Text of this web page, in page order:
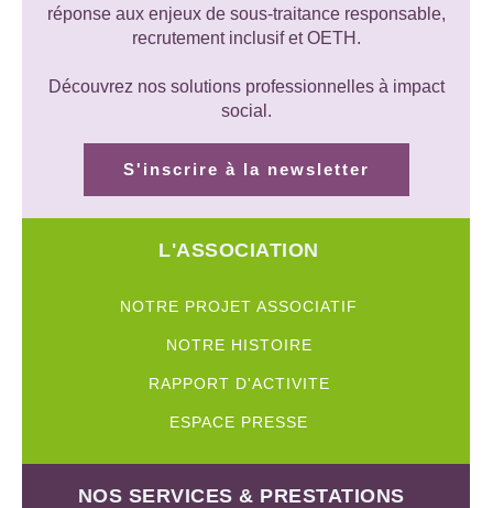
réponse aux enjeux de sous-traitance responsable,
recrutement inclusif et OETH.
Découvrez nos solutions professionnelles à impact
social.
S'inscrire à la newsletter
L'ASSOCIATION
NOTRE PROJET ASSOCIATIF
NOTRE HISTOIRE
RAPPORT D'ACTIVITE
ESPACE PRESSE
NOS SERVICES & PRESTATIONS